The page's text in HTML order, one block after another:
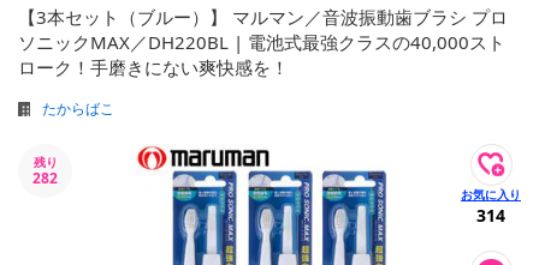
【3本セット（ブルー）】 マルマン／音波振動歯ブラシ プロ
ソニックMAX／DH220BL | 電池式最強クラスの40,000スト
ローク！手磨きにない爽快感を！
たからばこ
残り
282
314